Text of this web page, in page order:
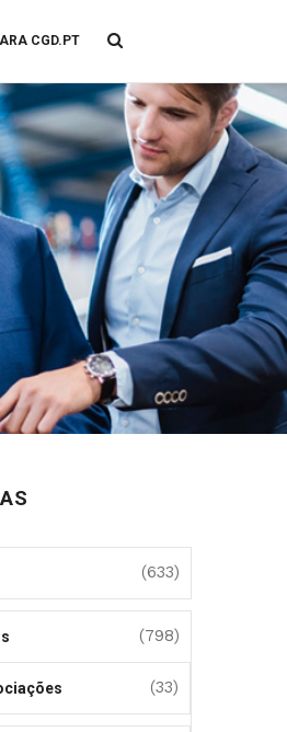
CGD.PT
(633)
(798)
(33)